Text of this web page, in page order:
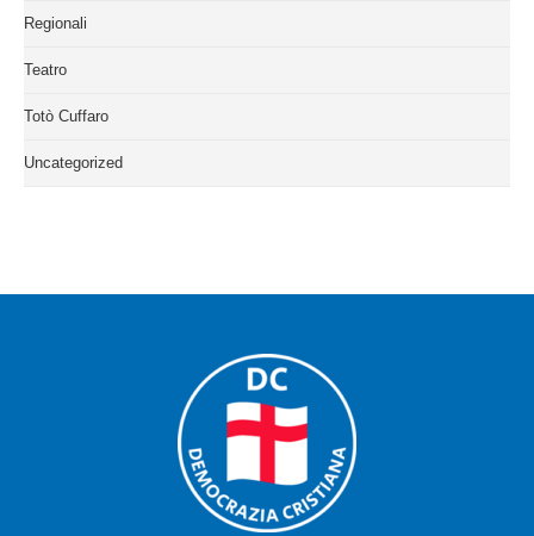
Regionali
Teatro
Totò Cuffaro
Uncategorized